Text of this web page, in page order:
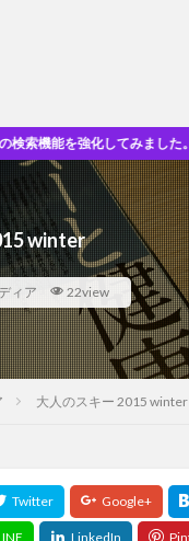
強化してみました。
winter
ィア 22view
大人のスキー 2015 winter